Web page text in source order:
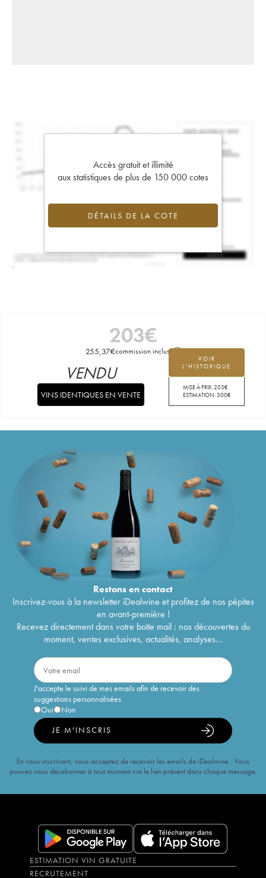
Accès gratuit et illimité
aux statistiques de plus de 150 000 cotes
DÉTAILS DE LA COTE
203€
255,37€commission incluse
VOIR
L'HISTORIQUE
MISE À PRIX:203€
ESTIMATION:300€
VENDU
VINS IDENTIQUES EN VENTE
Restons encontact
Inscrivez-vous à la newsletter iDealwine et profitez de nos pépites
en avant-première !
Recevez directement dans votre boîte mail : nos découvertes du
moment, ventes exclusives, actualités, analyses...
J'accepte le suivi de mes emails afin de recevoir des
suggestions personnalisées
Oui
Non
JE M'INSCRIS
En vous inscrivant, vous acceptez de recevoir les emails de iDealwine. Vous
pouvez vous désabonner à tout moment via le lien présent dans chaque message.
ESTIMATION VIN GRATUITE
RECRUTEMENT